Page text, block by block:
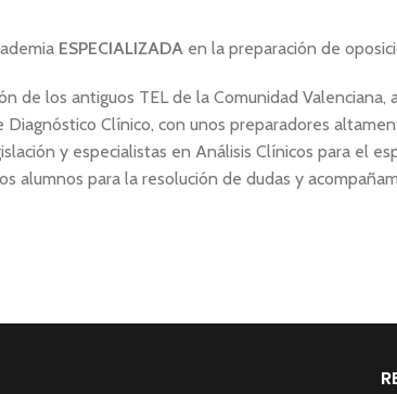
ESPECIALIZADA en la preparación de
de los antiguos TEL de la Comunidad
Diagnóstico Clínico, con unos preparadores
y especialistas en Análisis Clínicos para el
alumnos para la resolución de dudas y